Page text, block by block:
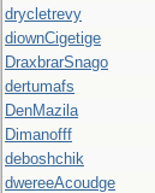
drycletrevy
diownCigetige
DraxbrarSnago
dertumafs
DenMazila
Dimanofff
deboshchik
dwereeAcoudge